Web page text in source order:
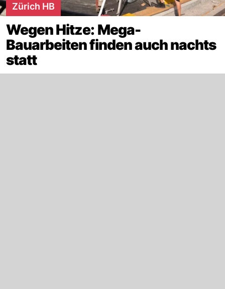
Zürich HB
Wegen Hitze: Mega-
Bauarbeiten finden auch nachts
statt